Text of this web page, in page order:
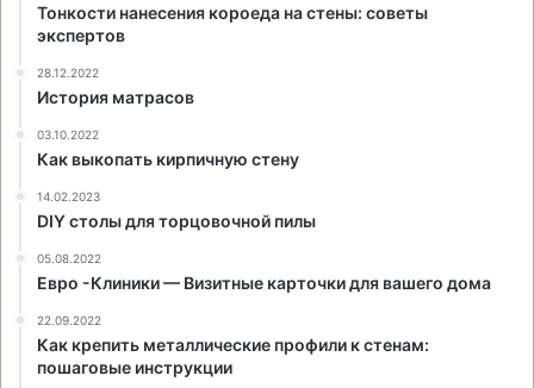
Тонкости нанесения короеда на стены: советы
экспертов
28.12.2022
История матрасов
03.10.2022
Как выкопать кирпичную стену
14.02.2023
DIY столы для торцовочной пилы
05.08.2022
Евро -Клиники — Визитные карточки для вашего дома
22.09.2022
Как крепить металлические профили к стенам:
пошаговые инструкции